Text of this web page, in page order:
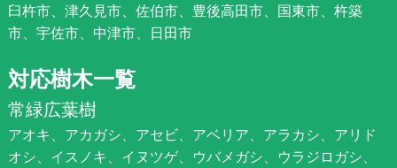
臼杵市、津久見市、佐伯市、豊後高田市、国東市、杵築
市、宇佐市、中津市、日田市
対応樹木一覧
常緑広葉樹
アオキ、アカガシ、アセビ、アベリア、アラカシ、アリド
オシ、イスノキ、イヌツゲ、ウバメガシ、ウラジロガシ、